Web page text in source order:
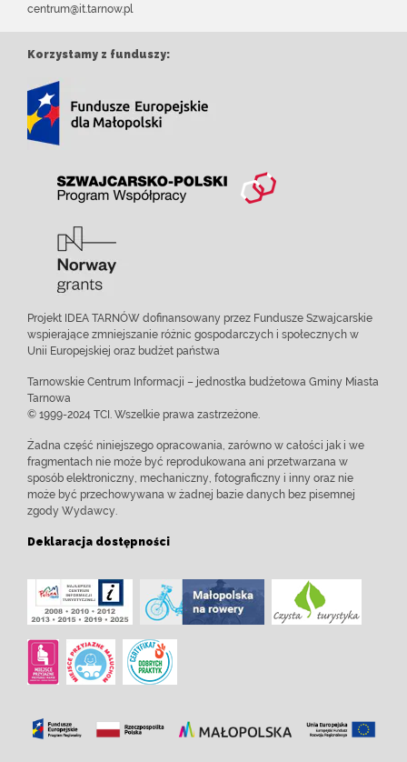
centrum@it.tarnow.pl
Korzystamy z funduszy:
Projekt IDEA TARNÓW dofinansowany przez Fundusze Szwajcarskie
wspierające zmniejszanie różnic gospodarczych i społecznych w
Unii Europejskiej oraz budżet państwa
Tarnowskie Centrum Informacji – jednostka budżetowa Gminy Miasta
Tarnowa
© 1999-2024 TCI. Wszelkie prawa zastrzeżone.
Żadna część niniejszego opracowania, zarówno w całości jak i we
fragmentach nie może być reprodukowana ani przetwarzana w
sposób elektroniczny, mechaniczny, fotograficzny i inny oraz nie
może być przechowywana w żadnej bazie danych bez pisemnej
zgody Wydawcy.
Deklaracja dostępności